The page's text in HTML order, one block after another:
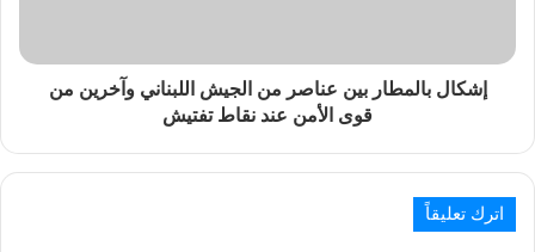
إشكال بالمطار بين عناصر من الجيش اللبناني وآخرين من
قوى الأمن عند نقاط تفتيش
اترك تعليقاً